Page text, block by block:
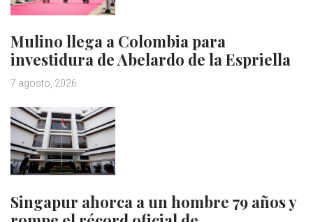
Mulino llega a Colombia para
investidura de Abelardo de la Espriella
7 agosto, 2026
Singapur ahorca a un hombre 79 años y